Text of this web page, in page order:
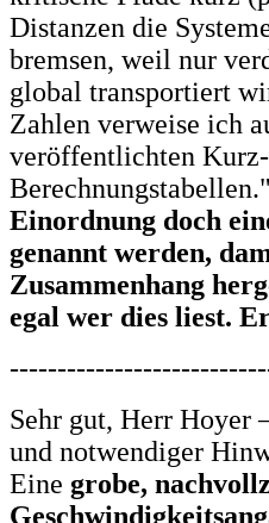
Distanzen die
bremsen, weil nur
global transportiert
Zahlen verweise ich
veröffentlichten
Berechnungstabellen."
Einordnung doch
genannt werden,
Zusammenhang
egal wer dies liest.
Sehr gut, Herr
und notwendiger
Eine grobe,